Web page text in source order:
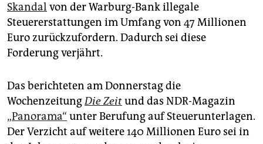
Skandal von der Warburg-Bank illegale
Steuererstattungen im Umfang von 47 Millionen
Euro zurückzufordern. Dadurch sei diese
Forderung verjährt.
Das berichteten am Donnerstag die
WochenzeitungDie Zeitund das NDR-Magazin
„Panorama“ unter Berufung auf Steuerunterlagen.
Der Verzicht auf weitere 140 Millionen Euro sei in